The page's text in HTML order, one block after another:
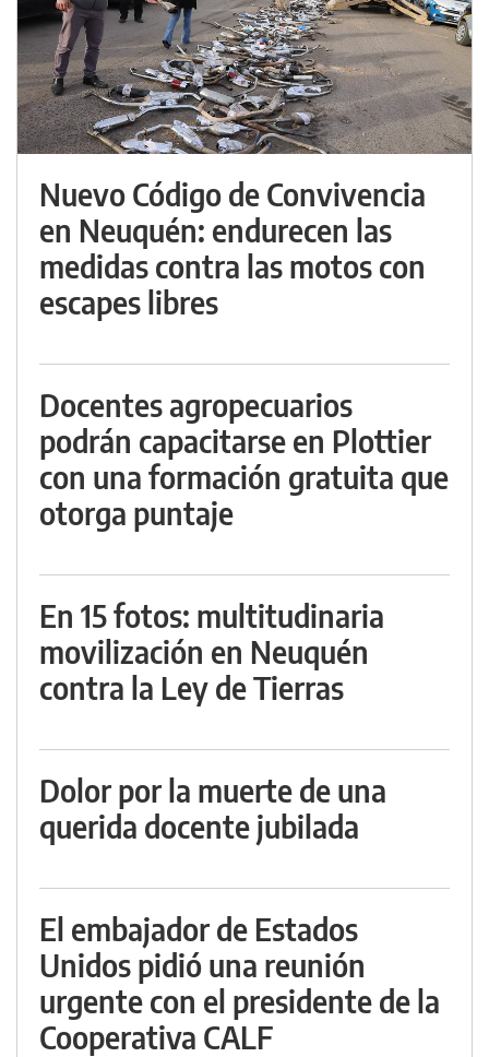
Nuevo Código de Convivencia
en Neuquén: endurecen las
medidas contra las motos con
escapes libres
Docentes agropecuarios
podrán capacitarse en Plottier
con una formación gratuita que
otorga puntaje
En 15 fotos: multitudinaria
movilización en Neuquén
contra la Ley de Tierras
Dolor por la muerte de una
querida docente jubilada
El embajador de Estados
Unidos pidió una reunión
urgente con el presidente de la
Cooperativa CALF